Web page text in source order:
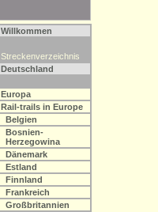
Willkommen
Streckenverzeichnis
Deutschland
Europa
Rail-trails in Europe
Belgien
Bosnien-
Herzegowina
Dänemark
Estland
Finnland
Frankreich
Großbritannien